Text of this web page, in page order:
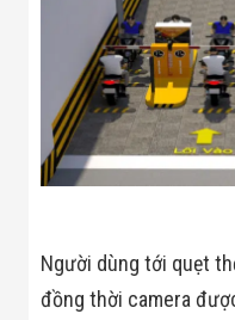
Người dùng tới quẹt
đồng thời camera